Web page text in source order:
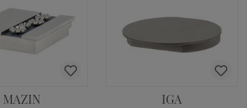
MAZIN IGA